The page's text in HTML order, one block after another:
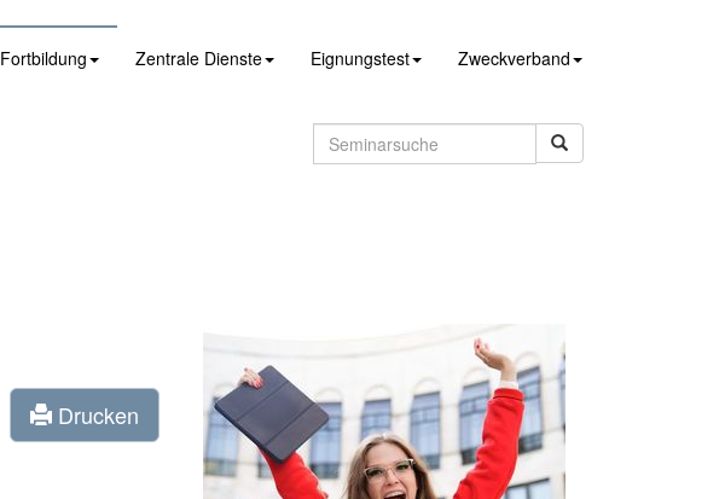
Fortbildung Zentrale Dienste Eignungstest Zweckverband
Drucken